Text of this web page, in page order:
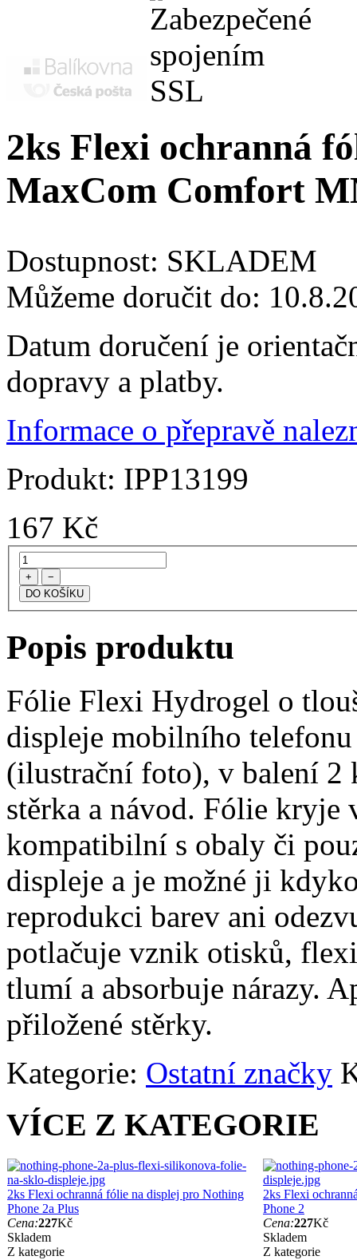
2ks Flexi ochranná
MaxCom Comfort
Dostupnost: SKLADEM
Můžeme doručit do:
Datum doručení je
dopravy a platby.
Informace o přepravě
Produkt: IPP13199
167 Kč
+ −
Popis produktu
Fólie Flexi Hydrogel o
displeje mobilního
(ilustrační foto), v balení 2
stěrka a návod. Fólie kryje
kompatibilní s obaly či
displeje a je možné ji
reprodukci barev ani
potlačuje vznik otisků,
tlumí a absorbuje nárazy.
přiložené stěrky.
Kategorie: Ostatní značky
VÍCE Z KATEGORIE
2ks Flexi ochranná fólie na displej pro Nothing
Phone 2a Plus
Cena:227Kč
Skladem
Z kategorie
2ks Flexi
Phone 2
Cena:227Kč
Skladem
Z kategorie